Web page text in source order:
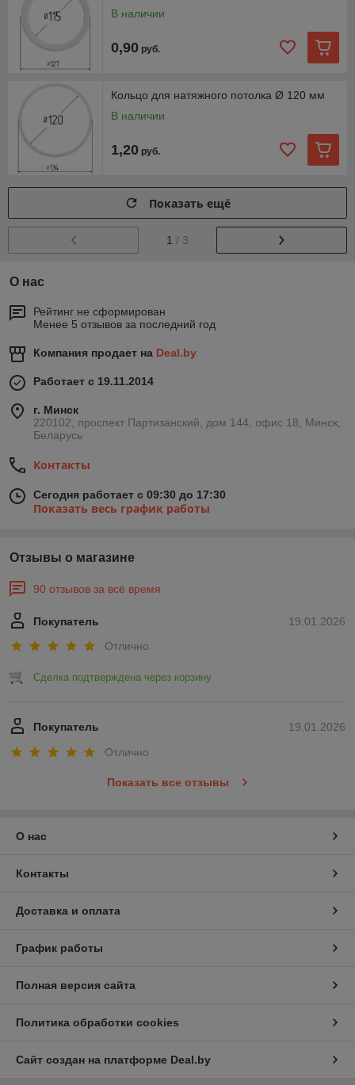
В наличии
0,90 руб.
Кольцо для натяжного потолка Ø 120 мм
В наличии
1,20 руб.
Показать ещё
1 / 3
О нас
Рейтинг не сформирован
Менее 5 отзывов за последний год
Компания продает на Deal.by
Работает с 19.11.2014
г. Минск
220102, проспект Партизанский, дом 144, офис 18, Минск,
Беларусь
Контакты
Сегодня работает с 09:30 до 17:30
Показать весь график работы
Отзывы о магазине
90 отзывов за всё время
19.01.2026
Покупатель
Отлично
Сделка подтверждена через корзину
19.01.2026
Покупатель
Отлично
Показать все отзывы
О нас
Контакты
Доставка и оплата
График работы
Полная версия сайта
Политика обработки cookies
Сайт создан на платформе Deal.by